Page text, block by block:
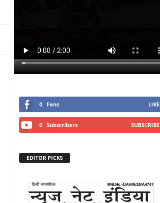
0 Fans LIKE
0 Subscribers SUBSCRIBE
EDITOR PICKS